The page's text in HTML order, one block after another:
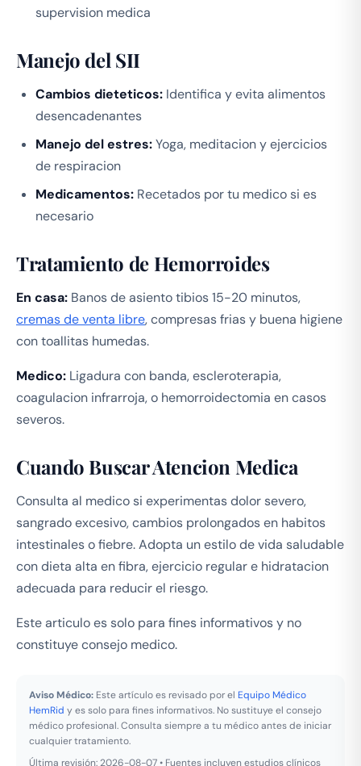
supervision medica
Manejo del SII
Cambios dieteticos: Identifica y evita alimentos
desencadenantes
Manejo del estres:Yoga, meditacion y ejercicios
de respiracion
Medicamentos: Recetados por tu medico si es
necesario
Tratamiento de Hemorroides
En casa: Banos de asiento tibios 15-20 minutos,
cremas de venta libre, compresas frias y buena higiene
con toallitas humedas.
Medico: Ligadura con banda, escleroterapia,
coagulacion infrarroja, o hemorroidectomia en casos
severos.
Cuando Buscar Atencion Medica
Consulta al medico si experimentas dolor severo,
sangrado excesivo, cambios prolongados en habitos
intestinales o fiebre. Adopta un estilo de vida saludable
con dieta alta en fibra, ejercicio regular e hidratacion
adecuada para reducir el riesgo.
Este articulo es solo para fines informativos y no
constituye consejo medico.
Aviso Médico: Este artículo es revisado por el Equipo Médico
HemRid y es solo para fines informativos. No sustituye el consejo
médico profesional. Consulta siempre a tu médico antes de iniciar
cualquier tratamiento.
Última revisión: 2026-08-07 • Fuentes incluyen estudios clínicos